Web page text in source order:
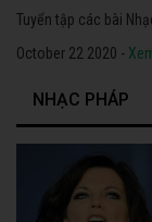
Tuyển tập các bài
October 22 2020 -
NHẠC PHÁP